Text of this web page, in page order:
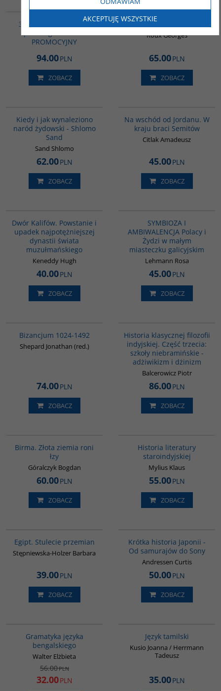
3 książki - Niezbędnik
politologa - PAKIET
PROMOCYJNY
94.00PLN
ZOBACZ
Mezopotamia
Roux Georges
65.00PLN
ZOBACZ
Kiedy i jak wynaleziono
naród żydowski - Shlomo
Sand
Sand Shlomo
62.00PLN
ZOBACZ
Na wschód od Jordanu. W
kraju braci Semitów
Citlak Amadeusz
45.00PLN
ZOBACZ
Dwór Kalifów. Powstanie i
upadek najpotężniejszej
dynastii świata
muzułmańskiego
Keneddy Hugh
40.00PLN
ZOBACZ
SYMBIOZA I
AMBIWALENCJA Polacy i
Żydzi w małym
miasteczku galicyjskim
Lehmann Rosa
45.00PLN
ZOBACZ
Bizancjum 1024-1492
Shepard Jonathan (red.)
74.00PLN
ZOBACZ
Historia klasycznej filozofii
indyjskiej. Część trzecia:
szkoły niebramińskie -
adżiwikizm i dżinizm
Balcerowicz Piotr
86.00PLN
ZOBACZ
Birma. Złota ziemia roni
łzy
Góralczyk Bogdan
60.00PLN
ZOBACZ
Historia literatury
staroindyjskiej
Mylius Klaus
55.00PLN
ZOBACZ
Egipt. Stulecie przemian
Stępniewska-Holzer Barbara
39.00PLN
ZOBACZ
Krótka historia Japonii -
Od samurajów do Sony
Andressen Curtis
50.00PLN
ZOBACZ
Gramatyka języka
bengalskiego
Walter Elżbieta
56.00PLN
32.00PLN
Język tamilski
Kusio Joanna / Herrmann
Tadeusz
35.00PLN
AKCEPTUJĘ WSZYSTKIE